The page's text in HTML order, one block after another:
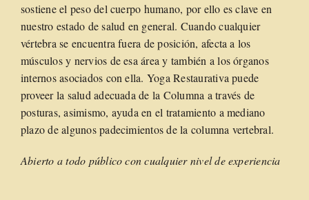
sostiene el peso del cuerpo humano, por ello es clave en
nuestro estado de salud en general. Cuando cualquier
vértebra se encuentra fuera de posición, afecta a los
músculos y nervios de esa área y también a los órganos
internos asociados con ella. Yoga Restaurativa puede
proveer la salud adecuada de la Columna a través de
posturas, asimismo, ayuda en el tratamiento a mediano
plazo de algunos padecimientos de la columna vertebral.
Abierto a todo público con cualquier nivel de experiencia